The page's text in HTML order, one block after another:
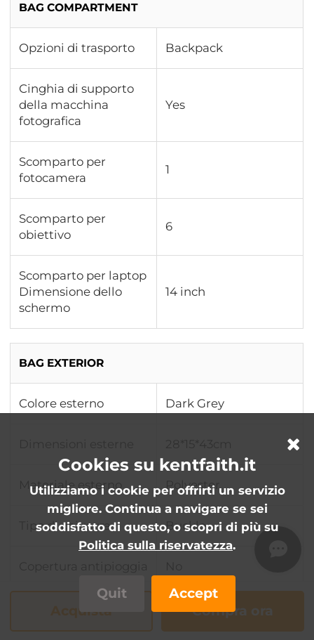
BAG COMPARTMENT
Opzioni di trasporto Backpack
Cinghia di supporto
della macchina
fotografica
Yes
Scomparto per
fotocamera
1
Scomparto per
obiettivo
6
Scomparto per laptop
Dimensione dello
schermo
14 inch
BAG EXTERIOR
Colore esterno Dark Grey
Materiale esterno Polyester
Tipo di chiusura Buckle
Acquista Compra ora
Cookies su kentfaith.it
Utilizziamo i cookie per offrirti un servizio
migliore. Continua a navigare se sei
soddisfatto di questo, o scopri di più su
Politica sulla riservatezza.
Quit Accept